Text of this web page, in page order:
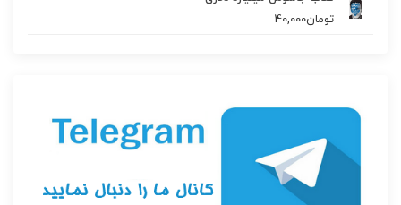
تومان40,000